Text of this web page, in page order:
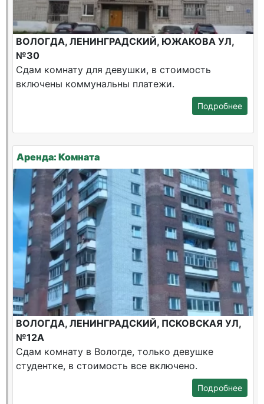
ВОЛОГДА, ЛЕНИНГРАДСКИЙ, ЮЖАКОВА УЛ,
№30
Сдам комнату для девушки, в стоимость
включены коммунальны платежи.
Подробнее
Аренда: Комната
ВОЛОГДА, ЛЕНИНГРАДСКИЙ, ПСКОВСКАЯ УЛ,
№12А
Сдам комнату в Вологде, только девушке
студентке, в стоимость все включено.
Подробнее